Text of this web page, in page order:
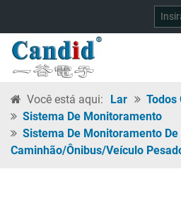
Você está aqui: Lar
Todos
Sistema De Monitoramento
Sistema De Monitoramento
Caminhão/ônibus/veículo